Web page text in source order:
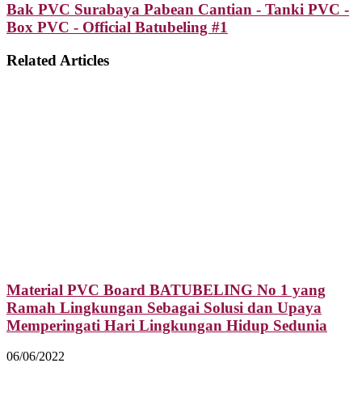
Bak PVC Surabaya Pabean Cantian - Tanki PVC -
Box PVC - Official Batubeling #1
Related Articles
Material PVC Board BATUBELING No 1 yang
Ramah Lingkungan Sebagai Solusi dan Upaya
Memperingati Hari Lingkungan Hidup Sedunia
06/06/2022